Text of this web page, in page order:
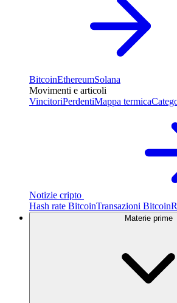
BitcoinEthereumSolana
Movimenti e articoli
VincitoriPerdentiMappa termica
Notizie cripto
Hash rate BitcoinTransazioni Bitcoin
Materie prime